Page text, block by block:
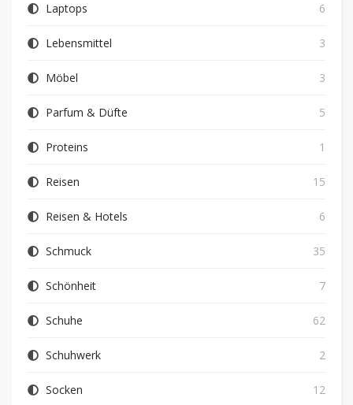
Laptops 6
Lebensmittel 3
Möbel 3
Parfum & Düfte 5
Proteins 1
Reisen 15
Reisen & Hotels 6
Schmuck 35
Schönheit 7
Schuhe 62
Schuhwerk 2
Socken 12